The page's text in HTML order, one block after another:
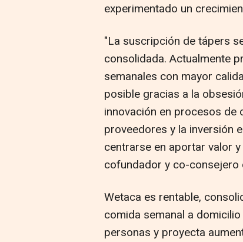
experimentado un
"La suscripción de tápers
consolidada. Actualmente
semanales con mayor
posible gracias a la
innovación en procesos de
proveedores y la inversión
centrarse en aportar valor
cofundador y co-consejero
Wetaca es rentable,
comida semanal a
personas y proyecta